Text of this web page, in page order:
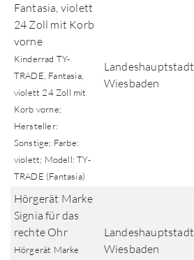
Fantasia, violett
24 Zoll mit Korb
vorne
Kinderrad TY-
TRADE, Fantasia,
violett 24 Zoll mit
Korb vorne;
Hersteller:
Sonstige; Farbe:
violett; Modell: TY-
TRADE (Fantasia)
Landeshauptstadt
Wiesbaden
Hörgerät Marke
Signia für das
rechte Ohr
Hörgerät Marke
Landeshauptstadt
Wiesbaden